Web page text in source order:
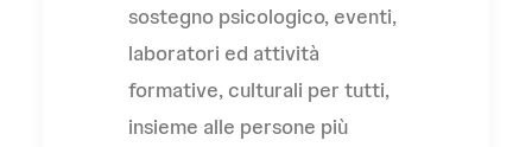
sostegno psicologico, eventi,
laboratori ed attività
formative, culturali per tutti,
insieme alle persone più